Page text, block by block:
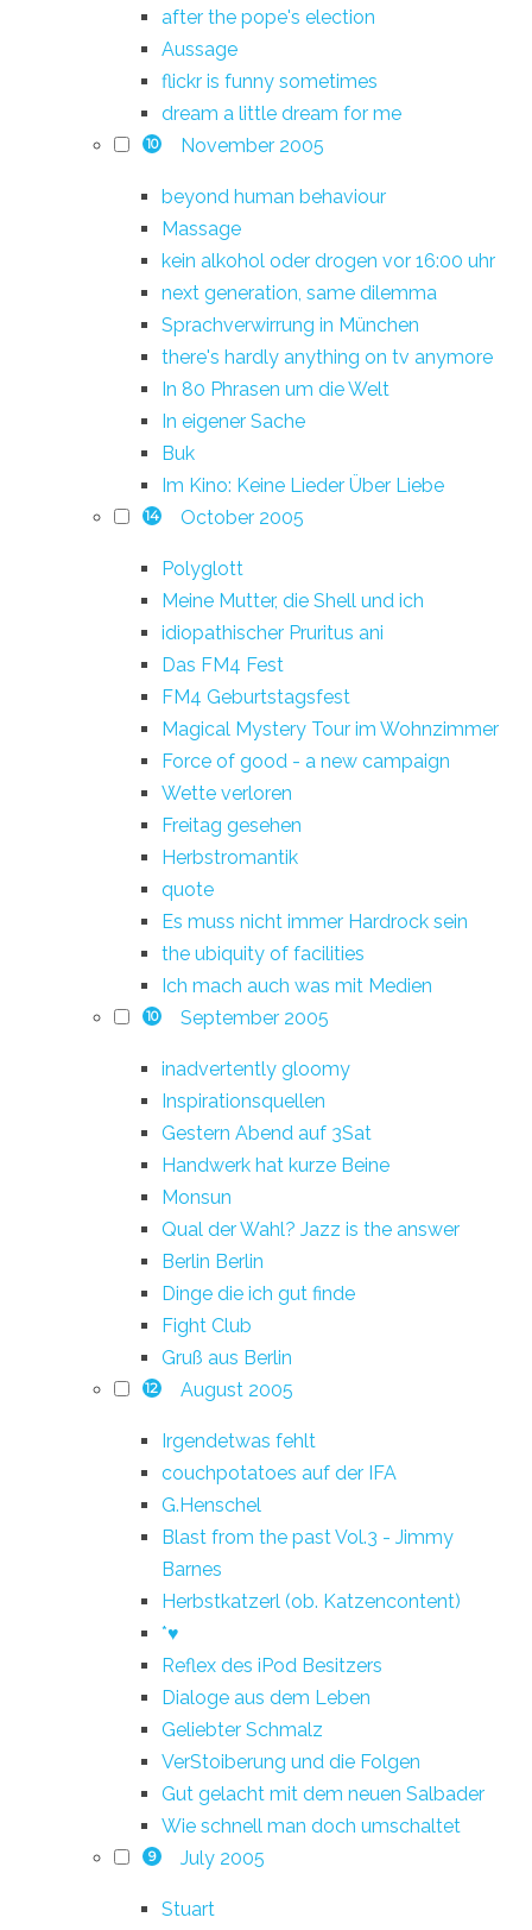
after the pope's election
Aussage
flickr is funny sometimes
dream a little dream for me
10 November 2005
beyond human behaviour
Massage
kein alkohol oder drogen vor 16:00 uhr
next generation, same dilemma
Sprachverwirrung in München
there's hardly anything on tv anymore
In 80 Phrasen um die Welt
In eigener Sache
Buk
Im Kino: Keine Lieder Über Liebe
14 October 2005
Polyglott
Meine Mutter, die Shell und ich
idiopathischer Pruritus ani
Das FM4 Fest
FM4 Geburtstagsfest
Magical Mystery Tour im Wohnzimmer
Force of good - a new campaign
Wette verloren
Freitag gesehen
Herbstromantik
quote
Es muss nicht immer Hardrock sein
the ubiquity of facilities
Ich mach auch was mit Medien
10 September 2005
inadvertently gloomy
Inspirationsquellen
Gestern Abend auf 3Sat
Handwerk hat kurze Beine
Monsun
Qual der Wahl? Jazz is the answer
Berlin Berlin
Dinge die ich gut finde
Fight Club
Gruß aus Berlin
12 August 2005
Irgendetwas fehlt
couchpotatoes auf der IFA
G.Henschel
Blast from the past Vol.3 - Jimmy
Barnes
Herbstkatzerl (ob. Katzencontent)
*♥
Reflex des iPod Besitzers
Dialoge aus dem Leben
Geliebter Schmalz
VerStoiberung und die Folgen
Gut gelacht mit dem neuen Salbader
Wie schnell man doch umschaltet
9 July 2005
Stuart